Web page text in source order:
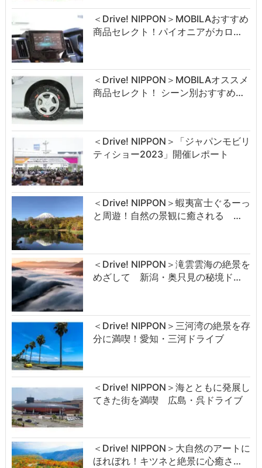
＜Drive! NIPPON＞MOBILAおすすめ
商品セレクト！パイオニアがカロ…
＜Drive! NIPPON＞MOBILAオススメ
商品セレクト！ シーン別おすすめ…
＜Drive! NIPPON＞「ジャパンモビリ
ティショー2023」開催レポート
＜Drive! NIPPON＞蝦夷富士ぐるーっ
と周遊！自然の景観に癒される …
＜Drive! NIPPON＞滝雲雲海の絶景を
めざして 新潟・奥只見の秘境ド…
＜Drive! NIPPON＞三河湾の絶景を存
分に満喫！愛知・三河ドライブ
＜Drive! NIPPON＞海とともに発展し
てきた街を満喫 広島・呉ドライブ
＜Drive! NIPPON＞大自然のアートに
ほれぼれ！キツネと絶景に心癒さ…